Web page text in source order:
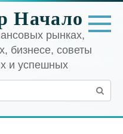
Начало
рынках,
бизнесе, советы
и успешных